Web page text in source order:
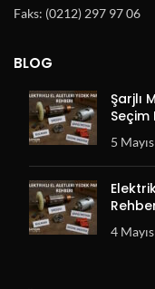
Faks: (0212) 297 97 06
BLOG
Şarjlı
Seçim
5
4